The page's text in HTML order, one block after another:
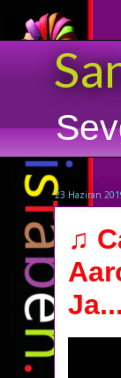
23 Haziran
♫
Ja...